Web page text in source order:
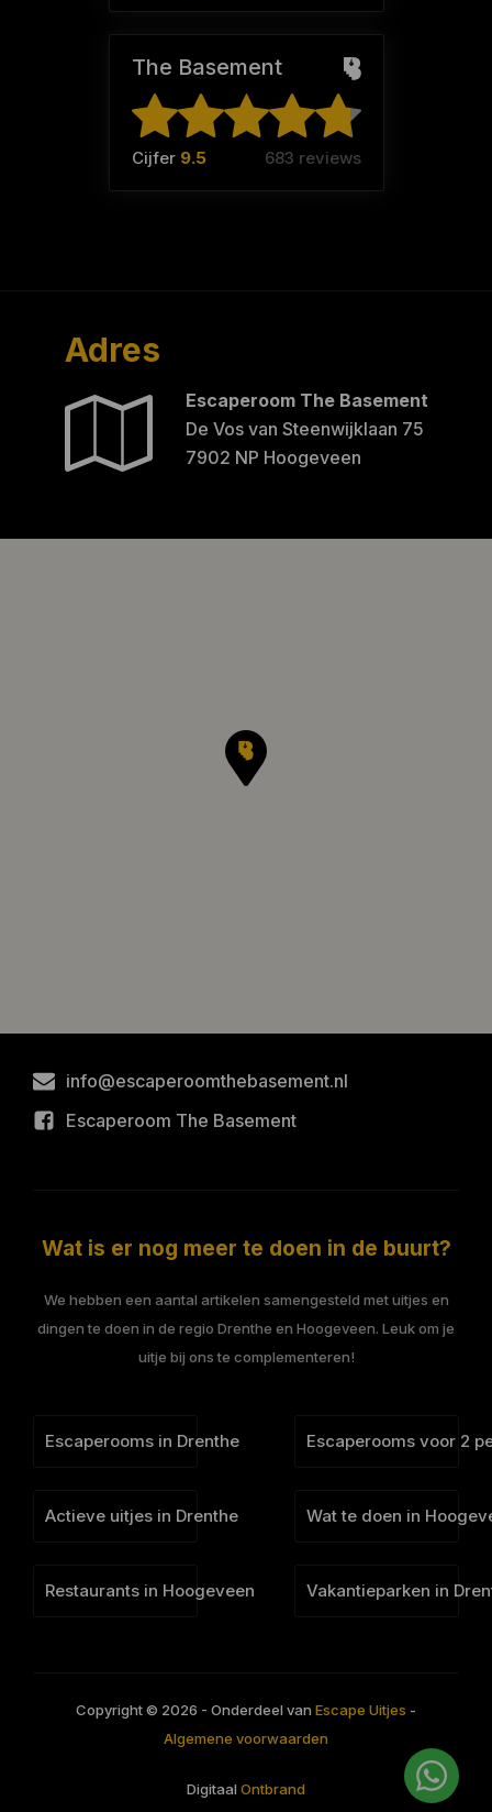
The Basement
Cijfer 9.5 683 reviews
Adres
Escaperoom The Basement
De Vos van Steenwijklaan 75
7902 NP Hoogeveen
info@escaperoomthebasement.nl
Escaperoom The Basement
Wat is er nog meer te doen in de buurt?
We hebben een aantal artikelen samengesteld met uitjes en
dingen te doen in de regio Drenthe en Hoogeveen. Leuk om je
uitje bij ons te complementeren!
Escaperooms in Drenthe Escaperooms voor 2
Actieve uitjes in Drenthe Wat te doen in
Restaurants in Hoogeveen Vakantieparken in
Copyright © 2026 - Onderdeel van Escape Uitjes -
Algemene voorwaarden
Digitaal Ontbrand